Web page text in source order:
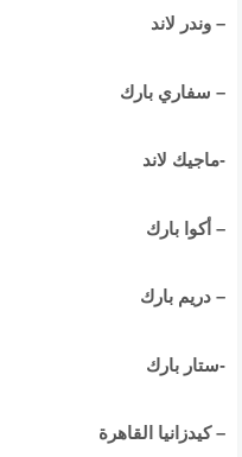
– وندر لاند
– سفاري بارك
-ماجيك لاند
– أكوا بارك
– دريم بارك
-ستار بارك
– كيدزانيا القاهرة